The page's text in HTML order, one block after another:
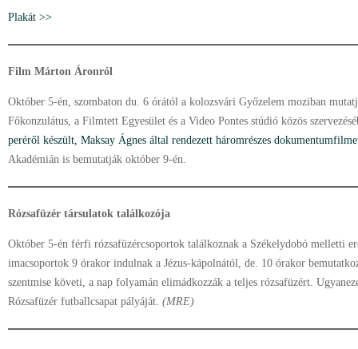
Plakát >>
Film Márton Áronról
Október 5-én, szombaton du. 6 órától a kolozsvári Győzelem moziban
Főkonzulátus, a Filmtett Egyesület és a Video Pontes stúdió közös
peréről készült, Maksay Ágnes által rendezett háromrészes
Akadémián is bemutatják október 9-én.
Rózsafüzér társulatok találkozója
Október 5-én férfi rózsafüzércsoportok találkoznak a Székelydobó melletti
imacsoportok 9 órakor indulnak a Jézus-kápolnától, de. 10 órakor
szentmise követi, a nap folyamán elimádkozzák a teljes rózsafüzért.
Rózsafüzér futballcsapat pályáját. (MRE)